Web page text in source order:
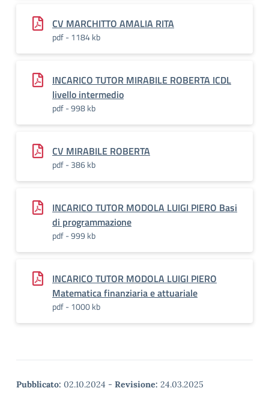
CV MARCHITTO AMALIA RITA
pdf - 1184 kb
INCARICO TUTOR MIRABILE ROBERTA ICDL
livello intermedio
pdf - 998 kb
CV MIRABILE ROBERTA
pdf - 386 kb
INCARICO TUTOR MODOLA LUIGI PIERO Basi
di programmazione
pdf - 999 kb
INCARICO TUTOR MODOLA LUIGI PIERO
Matematica finanziaria e attuariale
pdf - 1000 kb
Pubblicato: 02.10.2024 - Revisione: 24.03.2025